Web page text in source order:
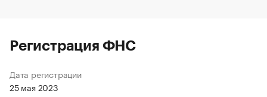
Регистрация ФНС
Дата регистрации
25 мая 2023